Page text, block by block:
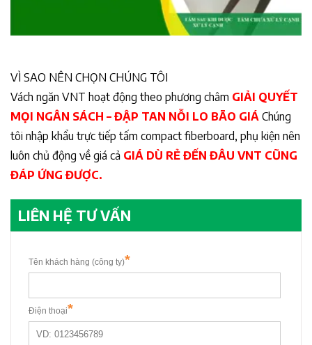
VÌ SAO NÊN CHỌN CHÚNG TÔI
Vách ngăn VNT hoạt động theo phương châm GIẢI QUYẾT
MỌI NGÂN SÁCH – ĐẬP TAN NỖI LO BÃO GIÁ Chúng
tôi nhập khẩu trực tiếp tấm compact fiberboard, phụ kiện nên
luôn chủ động về giá cả GIÁ DÙ RẺ ĐẾN ĐÂU VNT CŨNG
ĐÁP ỨNG ĐƯỢC.
LIÊN HỆ TƯ VẤN